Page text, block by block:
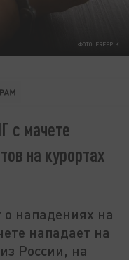
ФОТО: FREEPIK
с мачете
на курортах
о нападениях на
нападает на
России, на